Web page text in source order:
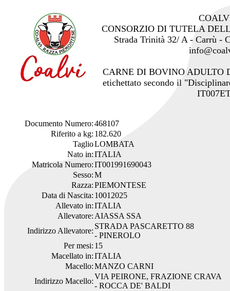
CONSORZIO DI TUTELA
Strada Trinità 32/ A - Carrù -
CARNE DI BOVINO ADULTO
etichettato secondo il
Documento Numero:468107
Riferito a kg: 182.620
TaglioLOMBATA
Nato in:ITALIA
Matricola Numero:IT001991690043
Sesso:M
Razza:PIEMONTESE
Data di Nascita: 10012025
Allevato in:ITALIA
Allevatore: AIASSA SSA
Indirizzo Allevatore:
STRADA PASCARETTO 88
- PINEROLO
Per mesi: 15
Macellato in:ITALIA
Macello:MANZO CARNI
Indirizzo Macello:
VIA PEIRONE, FRAZIONE CRAVA
- ROCCA DE' BALDI